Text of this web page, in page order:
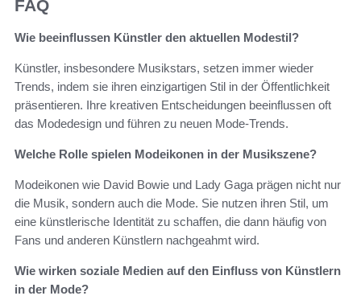
FAQ
Wie beeinflussen Künstler den aktuellen Modestil?
Künstler, insbesondere Musikstars, setzen immer wieder
Trends, indem sie ihren einzigartigen Stil in der Öffentlichkeit
präsentieren. Ihre kreativen Entscheidungen beeinflussen oft
das Modedesign und führen zu neuen Mode-Trends.
Welche Rolle spielen Modeikonen in der Musikszene?
Modeikonen wie David Bowie und Lady Gaga prägen nicht nur
die Musik, sondern auch die Mode. Sie nutzen ihren Stil, um
eine künstlerische Identität zu schaffen, die dann häufig von
Fans und anderen Künstlern nachgeahmt wird.
Wie wirken soziale Medien auf den Einfluss von Künstlern
in der Mode?